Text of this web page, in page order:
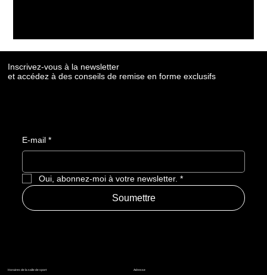
Inscrivez-vous à la newsletter
et accédez à des conseils de remise en forme exclusifs
E-mail *
Oui, abonnez-moi à votre newsletter. *
Soumettre
Adresse
Horaires de la salle de sport